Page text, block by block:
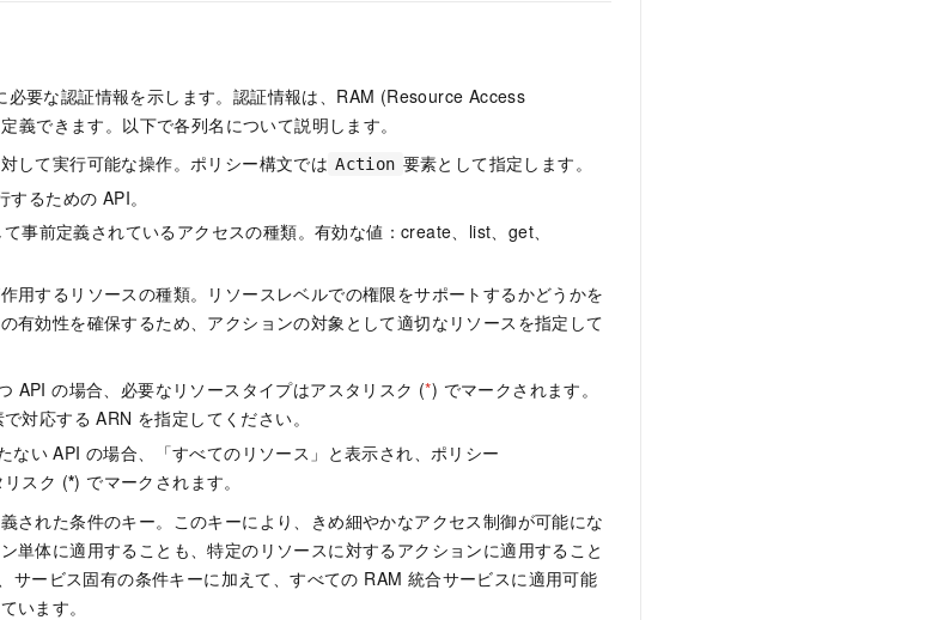
要な認証情報を示します。認証情報は、RAM (Resource Access
義できます。以下で各列名について説明します。
して実行可能な操作。ポリシー構文では Action 要素として指定します。
るための API。
事前定義されているアクセスの種類。有効な値：create、list、get、
用するリソースの種類。リソースレベルでの権限をサポートするかどうかを
有効性を確保するため、アクションの対象として適切なリソースを指定して
API の場合、必要なリソースタイプはアスタリスク (*) でマークされます。
対応する ARN を指定してください。
ない API の場合、「すべてのリソース」と表示され、ポリシー
リスク (*) でマークされます。
された条件のキー。このキーにより、きめ細やかなアクセス制御が可能にな
単体に適用することも、特定のリソースに対するアクションに適用すること
サービス固有の条件キーに加えて、すべての RAM 統合サービスに適用可能
います。